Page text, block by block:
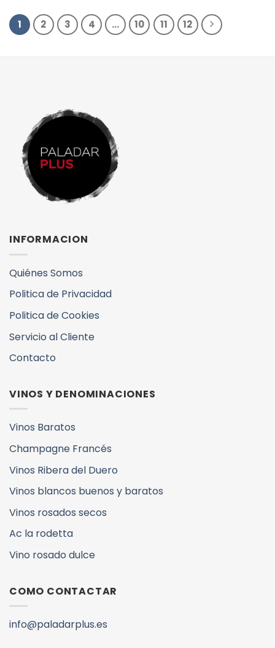
1 2 3 4 … 10 11 12
INFORMACION
Quiénes Somos
Politica de Privacidad
Politica de Cookies
Servicio al Cliente
Contacto
VINOS Y DENOMINACIONES
Vinos Baratos
Champagne Francés
Vinos Ribera del Duero
Vinos blancos buenos y baratos
Vinos rosados secos
Ac la rodetta
Vino rosado dulce
COMO CONTACTAR
info@paladarplus.es